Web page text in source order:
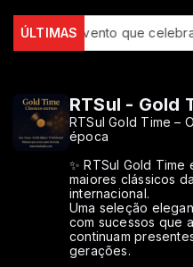
ÚLTIMAS
recebe evento que celebra
RTSul - Gold
RTSul Gold Time –
época
✨ RTSul Gold
maiores clássicos
internacional.
Uma seleção
com sucessos que
continuam
gerações.